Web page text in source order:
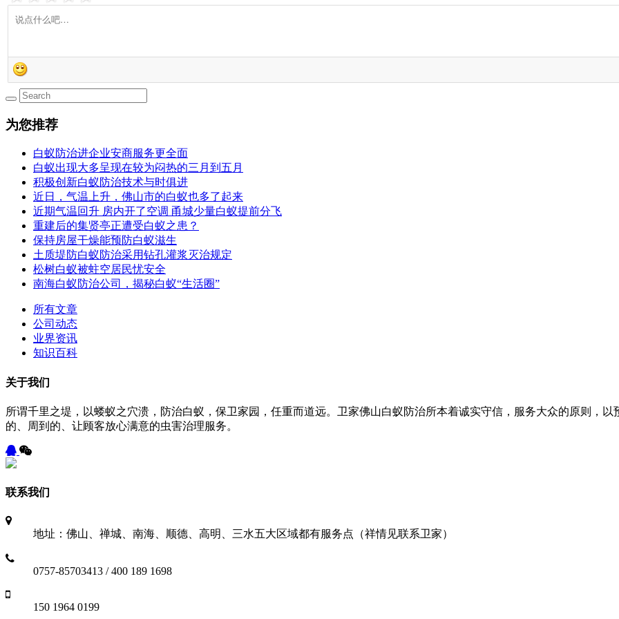
为您推荐
白蚁防治进企业安商服务更全面
白蚁出现大多呈现在较为闷热的三月到五月
积极创新白蚁防治技术与时俱进
近日，气温上升，佛山市的白蚁也多了起来
近期气温回升 房内开了空调 甬城少量白蚁提前分飞
重建后的集贤亭正遭受白蚁之患？
保持房屋干燥能预防白蚁滋生
土质堤防白蚁防治采用钻孔灌浆灭治规定
松树白蚁被蛀空居民忧安全
南海白蚁防治公司，揭秘白蚁“生活圈”
所有文章
公司动态
业界资讯
知识百科
关于我们
所谓千里之堤，以蝼蚁之穴溃，防治白蚁，保卫家园，任重而道远。卫家佛山白蚁防治所本着诚实守信，服务大众的原则，
的、周到的、让顾客放心满意的虫害治理服务。
联系我们
地址：佛山、禅城、南海、顺德、高明、三水五大区域都有服务点（祥情见联系卫家）
0757-85703413 / 400 189 1698
150 1964 0199